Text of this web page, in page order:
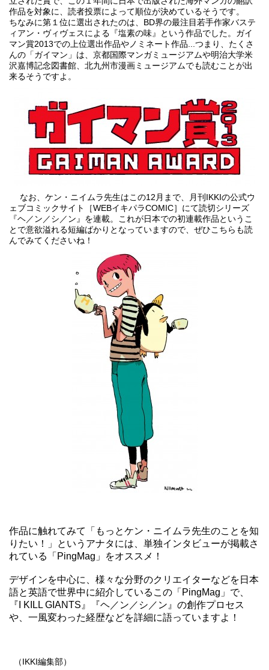
作品を対象に、読者投票によって順位が決めているそうです。
ちなみに第１位に選出されたのは、BD界の最注目若手作家バステ
ィアン・ヴィヴェスによる『塩素の味』という作品でした。 ガイ
マン賞2013での上位選出作品やノミネート作品...つまり、たくさ
んの「ガイマン」は、京都国際マンガミュージアムや明治大学米
沢嘉博記念図書館、北九州市漫画ミュージアムでも読むことが出
来るそうですよ。
なお、ケン・ニイムラ先生はこの12月まで、月刊IKKIの公式ウ
ェブコミックサイト［WEBイキパラCOMIC］にて読切シリーズ
『ヘ／ン／シ／ン』を連載。これが日本での初連載作品というこ
とで意欲溢れる短編ばかりとなっていますので、ぜひこちらも読
んでみてくださいね！
作品に触れてみて「もっとケン・ニイムラ先生のことを知
りたい！」というアナタには、単独インタビューが掲載さ
れている「PingMag」をオススメ！
デザインを中心に、様々な分野のクリエイターなどを日本
語と英語で世界中に紹介しているこの「 PingMag 」で、
『I KILL GIANTS』『ヘ／ン／シ／ン』の創作プロセス
や、一風変わった経歴などを詳細に語っていますよ！
（IKKI編集部）